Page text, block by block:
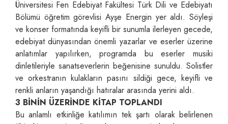
Üniversitesi Fen Edebiyat Fakültesi Türk Dili ve Edebiyatı
Bölümü öğretim görevlisi Ayşe Energin yer aldı. Söyleşi
ve konser formatında keyifli bir sunumla ilerleyen gecede,
edebiyat dünyasından önemli yazarlar ve eserler üzerine
anlatımlar yapılırken, programda bu eserler musiki
dinletileriyle sanatseverlerin beğenisine sunuldu. Solistler
ve orkestranın kulakların pasını sildiği gece, keyifli ve
renkli anların yaşandığı hatıralar arasında yerini aldı.
3 BİNİN ÜZERİNDE KİTAP TOPLANDI
Bu anlamlı etkinliğe katılımın tek şartı olarak belirlenen